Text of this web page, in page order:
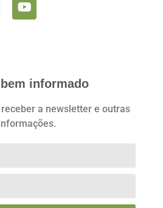
informado
a newsletter e outras